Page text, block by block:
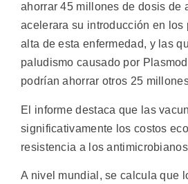
ahorrar 45 millones de dosis de
acelerara su introducción en los
alta de esta enfermedad, y las
paludismo causado por
podrían ahorrar otros 25
El informe destaca que las
significativamente los costos
resistencia a los
A nivel mundial, se calcula que